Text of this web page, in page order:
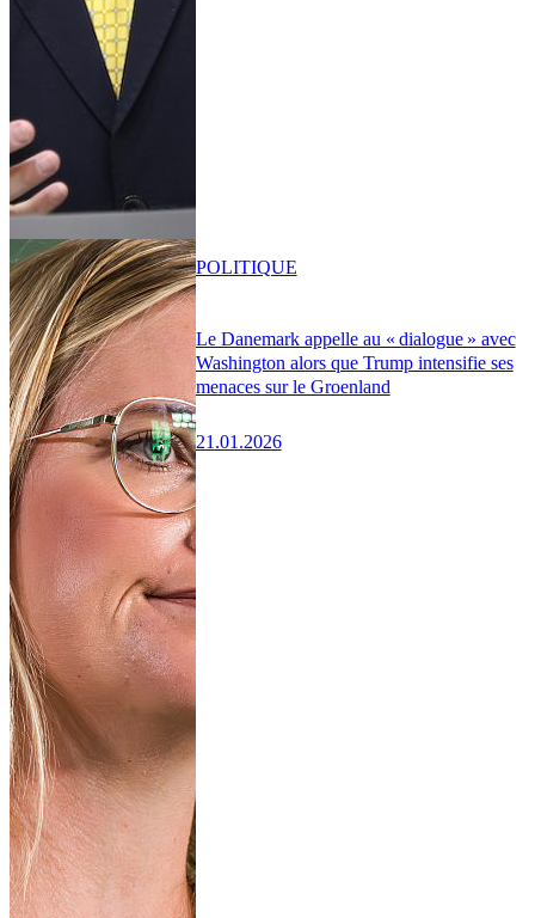
Le Danemark appelle au « dialogue » avec
Washington alors que Trump intensifie ses
menaces sur le Groenland
21.01.2026
POLITIQUE